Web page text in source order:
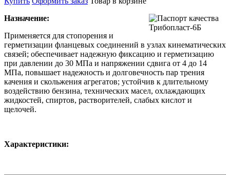
Назначение:
Применяется для стопорения и
герметизации фланцевых соединений в узлах кинематических
связей; обеспечивает надежную фиксацию и герметизацию
при давлении до 30 МПа и напряжении сдвига от 4 до 14
МПа, повышает надежность и долговечность пар трения
качения и скольжения агрегатов; устойчив к длительному
воздействию бензина, технических масел, охлаждающих
жидкостей, спиртов, растворителей, слабых кислот и
щелочей.
Характеристики: